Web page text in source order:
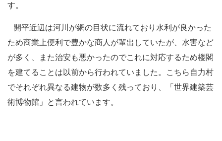
す。
開平近辺は河川が網の目状に流れており水利が良かった
ため商業上便利で豊かな商人が輩出していたが、水害など
が多く、また治安も悪かったのでこれに対応するため楼閣
を建てることは以前から行われていました。こちら自力村
でそれぞれ異なる建物が数多く残っており、「世界建築芸
術博物館」と言われています。